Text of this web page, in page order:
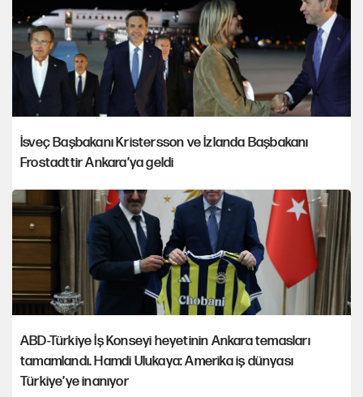
İsveç Başbakanı Kristersson ve İzlanda Başbakanı
Frostadttir Ankara’ya geldi
ABD-Türkiye İş Konseyi heyetinin Ankara temasları
tamamlandı. Hamdi Ulukaya: Amerika iş dünyası
Türkiye’ye inanıyor